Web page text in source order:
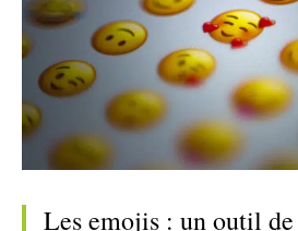
Les emojis : un outil